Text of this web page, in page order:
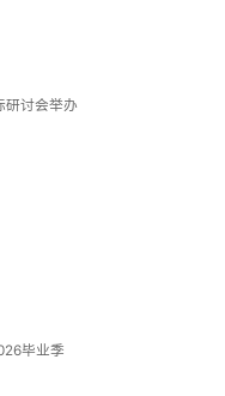
研讨会举办
毕业季